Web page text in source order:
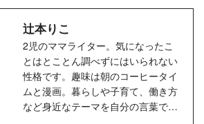
辻本りこ
2児のママライター。気になったこ
とはとことん調べずにはいられない
性格です。趣味は朝のコーヒータイ
ムと漫画。暮らしや子育て、働き方
など身近なテーマを自分の言葉で丁